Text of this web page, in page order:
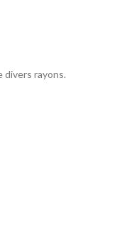
divers rayons.